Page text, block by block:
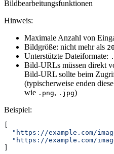
Bildbearbeitungsfunktionen
Hinweis:
Maximale Anzahl von
Bildgröße: nicht mehr als
Unterstützte Dateiformate:
Bild-URLs müssen direkt
Bild-URL sollte beim
(typischerweise enden
wie .png, .jpg)
Beispiel:
"https://example.com/
"https://example.com/